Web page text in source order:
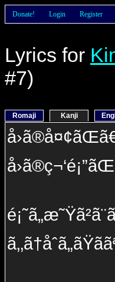
Donate! Login Register
Lyrics for
#7)
Romaji Kanji